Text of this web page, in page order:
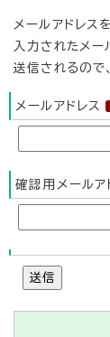
メールアドレス
入力されたメー
送信されるので
メールアドレス
確認用メールア
送信